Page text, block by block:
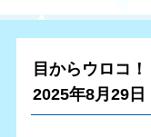
目からウロコ
2025年8月29日